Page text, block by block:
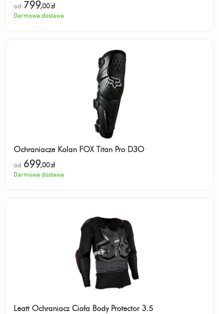
od 799,00zł
Darmowa dostawa
Ochraniacze Kolan FOX Titan Pro D3O
od 699,00zł
Darmowa dostawa
Leatt Ochraniacz Ciała Body Protector 3.5